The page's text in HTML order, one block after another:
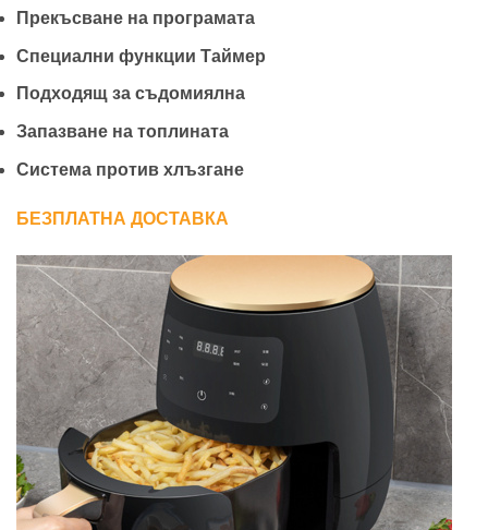
Прекъсване на програмата
Специални функции Таймер
Подходящ за съдомиялна
Запазване на топлината
Система против хлъзгане
БЕЗПЛАТНА ДОСТАВКА